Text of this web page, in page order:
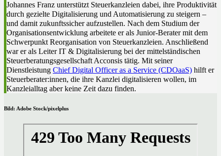
Johannes Franz unterstützt Steuerkanzleien dabei, ihre Produktivität
durch gezielte Digitalisierung und Automatisierung zu steigern –
und damit zukunftssicher aufzustellen. Nach dem Studium der
Organisationsentwicklung arbeitete er als Junior-Berater mit dem
Schwerpunkt Reorganisation von Steuerkanzleien. Anschließend
war er als Leiter IT & Digitalisierung bei der mittelständischen
Steuerberatungsgesellschaft Acconsis tätig. Mit seiner
Dienstleistung Chief Digital Officer as a Service (CDOaaS) hilft er
Steuerberater:innen, die ihre Kanzlei digitalisieren wollen, im
Kanzleialltag aber keine Zeit dazu finden.
Bild: Adobe Stock/pixelplus